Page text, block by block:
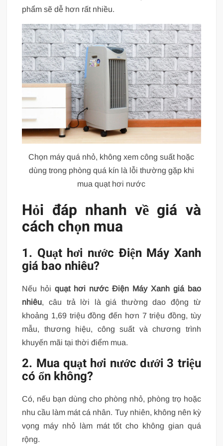
phẩm sẽ dễ hơn rất nhiều.
Chọn máy quá nhỏ, không xem công suất hoặc
dùng trong phòng quá kín là lỗi thường gặp khi
mua quạt hơi nước
Hỏi đáp nhanh về giá và
cách chọn mua
1. Quạt hơi nước Điện Máy Xanh
giá bao nhiêu?
Nếu hỏiquạt hơi nước Điện Máy Xanh giá bao
nhiêu, câu trả lời là giá thường dao động từ
khoảng 1,69 triệu đồng đến hơn 7 triệu đồng, tùy
mẫu, thương hiệu, công suất và chương trình
khuyến mãi tại thời điểm mua.
2. Mua quạt hơi nước dưới 3 triệu
có ổn không?
Có, nếu bạn dùng cho phòng nhỏ, phòng trọ hoặc
nhu cầu làm mát cá nhân. Tuy nhiên, không nên kỳ
vọng máy nhỏ làm mát tốt cho không gian quá
rộng.